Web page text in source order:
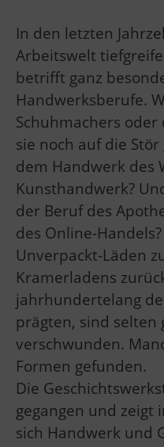
In den letzten
Arbeitswelt
betrifft ganz
Handwerksberufe.
Schuhmachers
sie noch auf die
dem Handwerk des
Kunsthandwerk?
der Beruf des
des Online-
Unverpackt-Läden
Kramerladens
jahrhundertelang
prägten, sind selten
verschwunden.
Formen gefunden.
Die
gegangen und zeigt
sich Handwerk und